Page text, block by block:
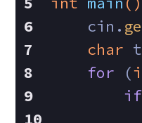
    cin.
char
for (
if